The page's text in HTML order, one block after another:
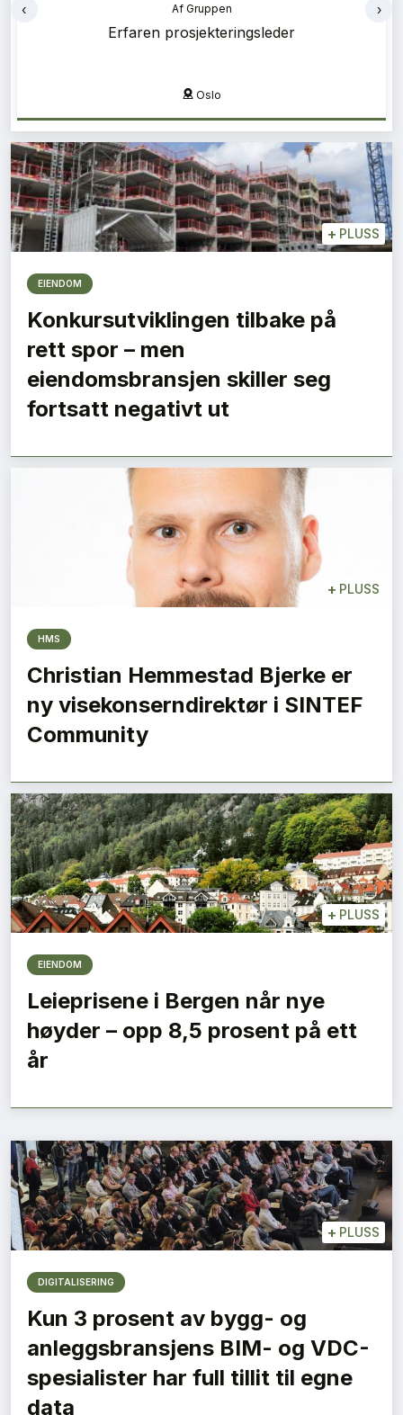
Af Gruppen
Erfaren prosjekteringsleder
Oslo
‹ ›
+ PLUSS
EIENDOM
Konkursutviklingen tilbake på
rett spor – men
eiendomsbransjen skiller seg
fortsatt negativt ut
+ PLUSS
HMS
Christian Hemmestad Bjerke er
ny visekonserndirektør i SINTEF
Community
+ PLUSS
EIENDOM
Leieprisene i Bergen når nye
høyder – opp 8,5 prosent på ett
år
+ PLUSS
DIGITALISERING
Kun 3 prosent av bygg- og
anleggsbransjens BIM- og VDC-
spesialister har full tillit til egne
data